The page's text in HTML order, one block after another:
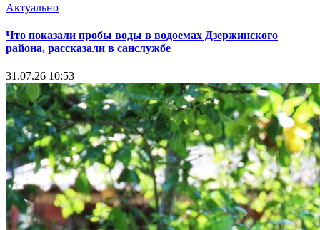
Актуально
Что показали пробы воды в водоемах Дзержинского
района, рассказали в санслужбе
31.07.26 10:53